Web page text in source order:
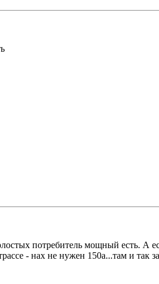
потребитель мощный есть. А
- нах не нужен 150а...там и так